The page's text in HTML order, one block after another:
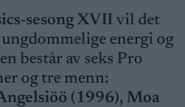
sesong XVII vil det
ungdommelige energi og
består av seks Pro
og tre menn:
(1996), Moa